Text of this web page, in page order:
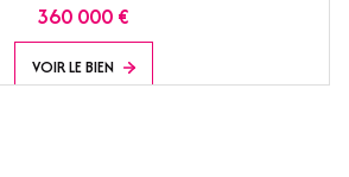
360 000 €
VOIR LE BIEN